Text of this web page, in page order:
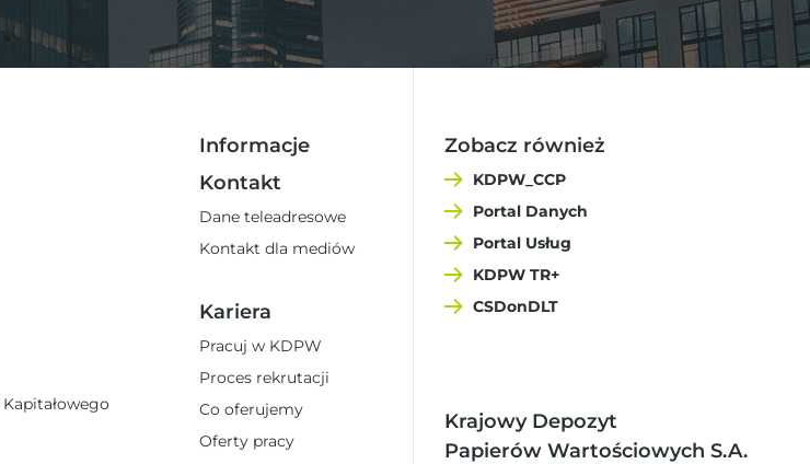
Informacje
Kontakt
Dane teleadresowe
Kontakt dla mediów
Kariera
Pracuj w KDPW
Proces rekrutacji
Co oferujemy
Oferty pracy
Zobacz również
KDPW_CCP
Portal Danych
Portal Usług
KDPW TR+
CSDonDLT
Krajowy Depozyt
Papierów Wartościowych S.A.